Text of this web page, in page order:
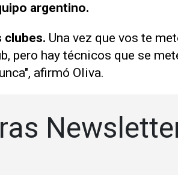
argentino.
clubes. Una vez que vos te
pero hay técnicos que se
afirmó Oliva.